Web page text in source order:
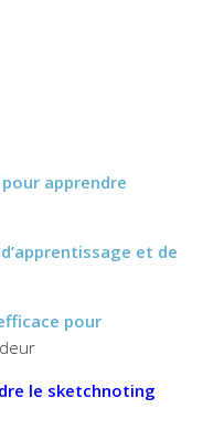
apprendre
et de
pour
le sketchnoting